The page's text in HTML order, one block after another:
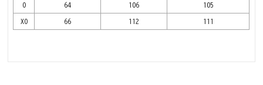
O 64 106 105
XO 66 112 111